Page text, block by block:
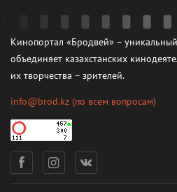
Кинопортал «Бродвей» –
объединяет казахстанских
их творчества – зрителей.
info@brod.kz (по всем вопросам)